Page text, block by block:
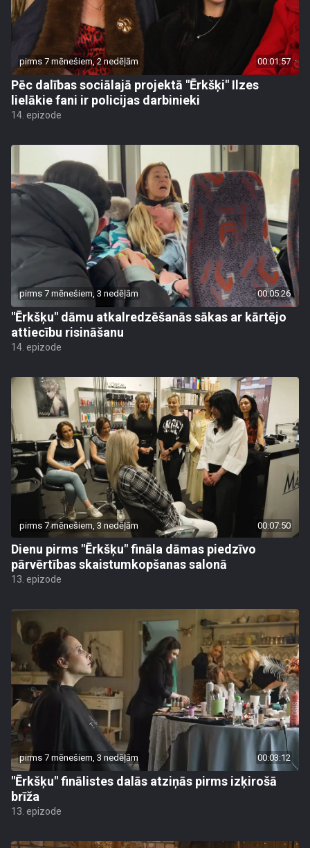
pirms 7 mēnešiem, 2 nedēļām 00:01:57
Pēc dalības sociālajā projektā "Ērkšķi" Ilzes
lielākie fani ir policijas darbinieki
14. epizode
pirms 7 mēnešiem, 3 nedēļām 00:05:26
"Ērkšķu" dāmu atkalredzēšanās sākas ar kārtējo
attiecību risināšanu
14. epizode
pirms 7 mēnešiem, 3 nedēļām 00:07:50
Dienu pirms "Ērkšķu" fināla dāmas piedzīvo
pārvērtības skaistumkopšanas salonā
13. epizode
pirms 7 mēnešiem, 3 nedēļām 00:03:12
"Ērkšķu" finālistes dalās atziņās pirms izķirošā
brīža
13. epizode